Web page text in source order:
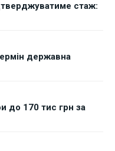
стаж:
державна
до 170 тис грн за